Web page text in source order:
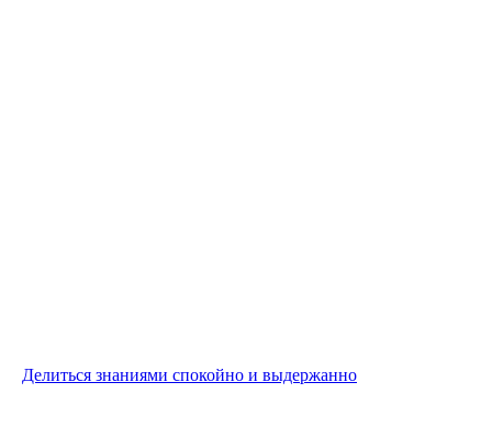
Делиться знаниями спокойно и выдержанно